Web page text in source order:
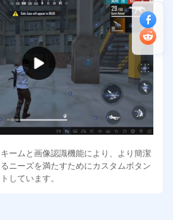
ームと画像認識機能により、より簡潔
ニーズを満たすためにカスタムボタン
しています。